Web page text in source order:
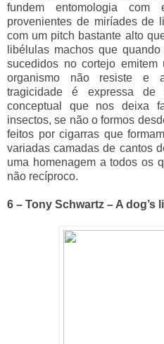
fundem entomologia com
provenientes de miríades de
com um pitch bastante alto
libélulas machos que
sucedidos no cortejo
organismo não resiste e
tragicidade é expressa de
conceptual que nos deixa
insectos, se não o formos
feitos por cigarras que
variadas camadas de cantos
uma homenagem a todos os
não recíproco.
6 – Tony Schwartz – A dog’s